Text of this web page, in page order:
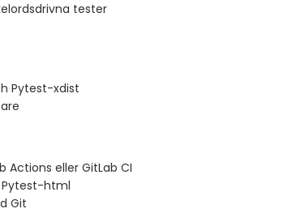
tester
Pytest-xdist
Actions eller GitLab CI
Pytest-html
Git